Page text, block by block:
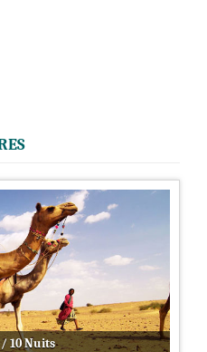
/ 10 Nuits